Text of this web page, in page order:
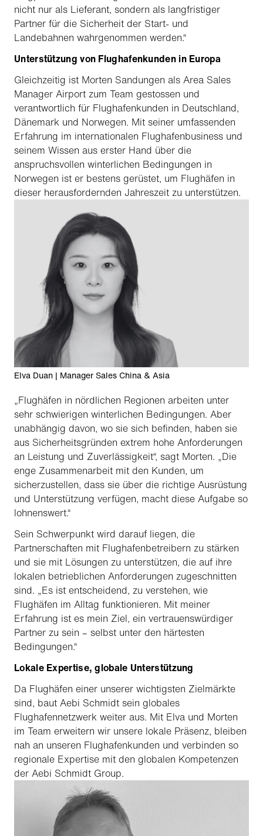
nicht nur als Lieferant, sondern als langfristiger
Partner für die Sicherheit der Start- und
Landebahnen wahrgenommen werden.“
Unterstützung von Flughafenkunden in Europa
Gleichzeitig ist Morten Sandungen als Area Sales
Manager Airport zum Team gestossen und
verantwortlich für Flughafenkunden in Deutschland,
Dänemark und Norwegen. Mit seiner umfassenden
Erfahrung im internationalen Flughafenbusiness und
seinem Wissen aus erster Hand über die
anspruchsvollen winterlichen Bedingungen in
Norwegen ist er bestens gerüstet, um Flughäfen in
dieser herausfordernden Jahreszeit zu unterstützen.
Elva Duan | Manager Sales China & Asia
„Flughäfen in nördlichen Regionen arbeiten unter
sehr schwierigen winterlichen Bedingungen. Aber
unabhängig davon, wo sie sich befinden, haben sie
aus Sicherheitsgründen extrem hohe Anforderungen
an Leistung und Zuverlässigkeit“, sagt Morten. „Die
enge Zusammenarbeit mit den Kunden, um
sicherzustellen, dass sie über die richtige Ausrüstung
und Unterstützung verfügen, macht diese Aufgabe so
lohnenswert.“
Sein Schwerpunkt wird darauf liegen, die
Partnerschaften mit Flughafenbetreibern zu stärken
und sie mit Lösungen zu unterstützen, die auf ihre
lokalen betrieblichen Anforderungen zugeschnitten
sind. „Es ist entscheidend, zu verstehen, wie
Flughäfen im Alltag funktionieren. Mit meiner
Erfahrung ist es mein Ziel, ein vertrauenswürdiger
Partner zu sein – selbst unter den härtesten
Bedingungen.“
Lokale Expertise, globale Unterstützung
Da Flughäfen einer unserer wichtigsten Zielmärkte
sind, baut Aebi Schmidt sein globales
Flughafennetzwerk weiter aus. Mit Elva und Morten
im Team erweitern wir unsere lokale Präsenz, bleiben
nah an unseren Flughafenkunden und verbinden so
regionale Expertise mit den globalen Kompetenzen
der Aebi Schmidt Group.